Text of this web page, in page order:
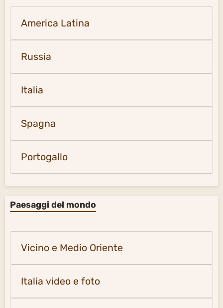
America Latina
Russia
Italia
Spagna
Portogallo
Paesaggi del mondo
Vicino e Medio Oriente
Italia video e foto